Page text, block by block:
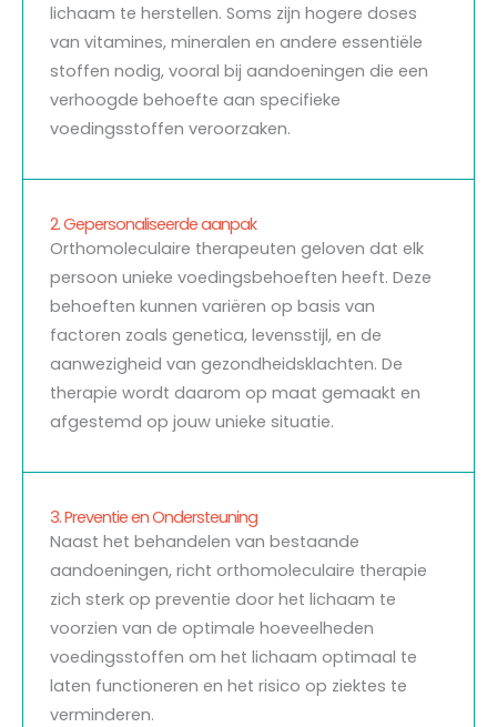
lichaam te herstellen. Soms zijn hogere doses
van vitamines, mineralen en andere essentiële
stoffen nodig, vooral bij aandoeningen die een
verhoogde behoefte aan specifieke
voedingsstoffen veroorzaken.
2. Gepersonaliseerde aanpak
Orthomoleculaire therapeuten geloven dat elk
persoon unieke voedingsbehoeften heeft. Deze
behoeften kunnen variëren op basis van
factoren zoals genetica, levensstijl, en de
aanwezigheid van gezondheidsklachten. De
therapie wordt daarom op maat gemaakt en
afgestemd op jouw unieke situatie.
3. Preventie en Ondersteuning
Naast het behandelen van bestaande
aandoeningen, richt orthomoleculaire therapie
zich sterk op preventie door het lichaam te
voorzien van de optimale hoeveelheden
voedingsstoffen om het lichaam optimaal te
laten functioneren en het risico op ziektes te
verminderen.